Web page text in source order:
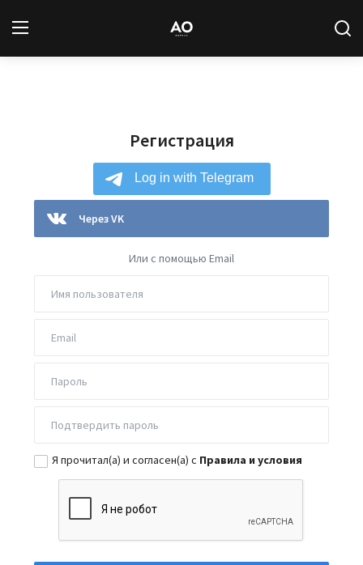
Авторы
База знаний
Подписка
Регистрация
Через VK
Или с помощью Email
Я прочитал(а) и согласен(а) с Правила и условия